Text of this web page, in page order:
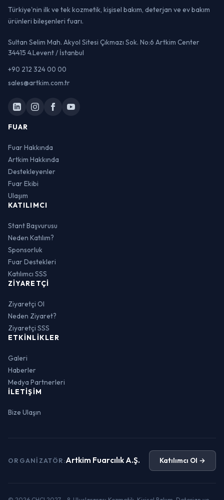
Türkiye'nin ilk ve tek kozmetik, kişisel bakım, deterjan ve ev bakım
ürünleri bileşenleri fuarı.
Sultan Selim Mah. Akyol Sitesi Çıkmazı Sok. No:6 Artkim Center
34415 4.Levent / İstanbul
+90 212 324 00 00
sales@artkim.com.tr
FUAR
Fuar Hakkında
Artkim Hakkında
Destekleyenler
Fuar Ekibi
Ulaşım
KATILIMCI
Stant Başvurusu
Neden Katılım?
Sponsorluk
Fuar Destekleri
Katılımcı SSS
ZIYARETÇI
Ziyaretçi Ol
Neden Ziyaret?
Ziyaretçi SSS
ETKINLIKLER
Galeri
Haberler
Medya Partnerleri
İLETIŞIM
Bize Ulaşın
ORGANIZATÖR:Artkim Fuarcılık A.Ş. Katılımcı Ol →